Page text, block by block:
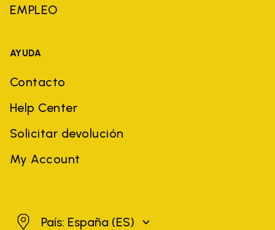
EMPLEO
AYUDA
Contacto
Help Center
Solicitar devolución
My Account
EspañaPaís: España (ES)